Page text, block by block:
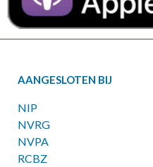
AANGESLOTEN BIJ
NIP
NVRG
NVPA
RCBZ